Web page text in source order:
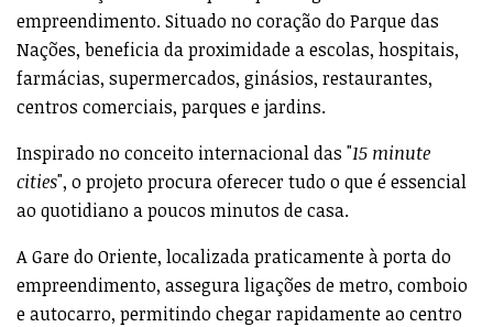
empreendimento. Situado no coração do Parque das
Nações, beneficia da proximidade a escolas, hospitais,
farmácias, supermercados, ginásios, restaurantes,
centros comerciais, parques e jardins.
Inspirado no conceito internacional das "15 minute
cities", o projeto procura oferecer tudo o que é essencial
ao quotidiano a poucos minutos de casa.
A Gare do Oriente, localizada praticamente à porta do
empreendimento, assegura ligações de metro, comboio
e autocarro, permitindo chegar rapidamente ao centro